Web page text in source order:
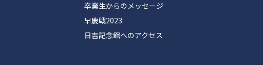
卒業生からのメッセージ
早慶戦2023
日吉記念館へのアクセス